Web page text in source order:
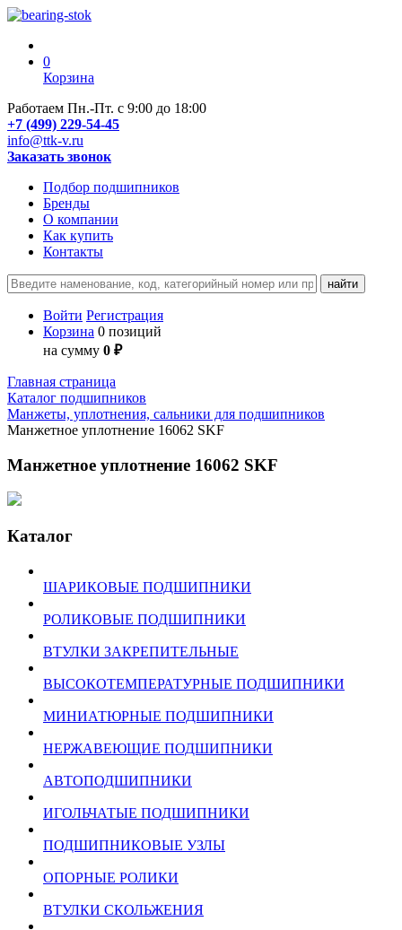
0
Корзина
Работаем Пн.-Пт. с 9:00 до 18:00
+7 (499) 229-54-45
info@ttk-v.ru
Заказать звонок
Подбор подшипников
Бренды
О компании
Как купить
Контакты
Войти Регистрация
Корзина 0 позиций
на сумму 0 ₽
Главная страница
Каталог подшипников
Манжеты, уплотнения, сальники для подшипников
Манжетное уплотнение 16062 SKF
Манжетное уплотнение 16062 SKF
Каталог
ШАРИКОВЫЕ ПОДШИПНИКИ
РОЛИКОВЫЕ ПОДШИПНИКИ
ВТУЛКИ ЗАКРЕПИТЕЛЬНЫЕ
ВЫСОКОТЕМПЕРАТУРНЫЕ ПОДШИПНИКИ
МИНИАТЮРНЫЕ ПОДШИПНИКИ
НЕРЖАВЕЮЩИЕ ПОДШИПНИКИ
АВТОПОДШИПНИКИ
ИГОЛЬЧАТЫЕ ПОДШИПНИКИ
ПОДШИПНИКОВЫЕ УЗЛЫ
ОПОРНЫЕ РОЛИКИ
ВТУЛКИ СКОЛЬЖЕНИЯ